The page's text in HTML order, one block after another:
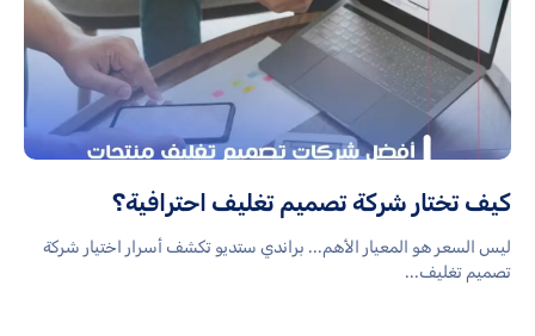
كيف تختار شركة تصميم تغليف احترافية؟
ليس السعر هو المعيار الأهم... براندي ستديو تكشف أسرار اختيار شركة
تصميم تغليف...